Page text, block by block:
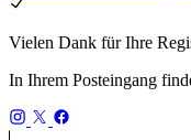
Vielen Dank für Ihre
In Ihrem Posteingang